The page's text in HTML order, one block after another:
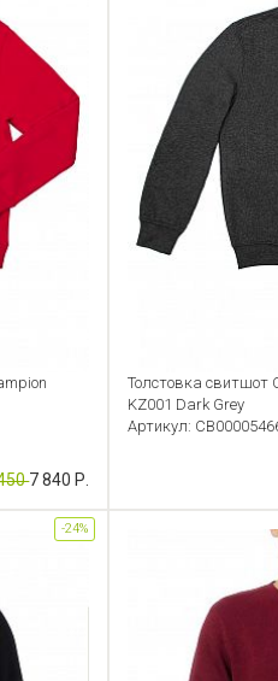
7 840 Р.
Толстовка свитшот
KZ001 Dark Grey
Артикул:
-24%